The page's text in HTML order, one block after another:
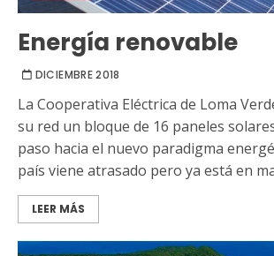
Energía renovable
DICIEMBRE 2018
La Cooperativa Eléctrica de Loma
su red un bloque de 16 paneles
paso hacia el nuevo paradigma
país viene atrasado pero ya está en
LEER MÁS